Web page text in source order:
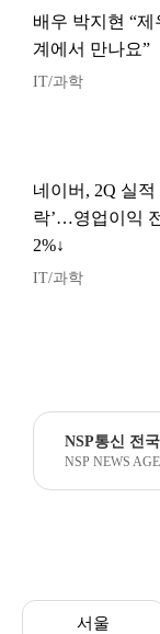
배우 박지현 “제
계에서 만나요”
IT/과학
네이버, 2Q 실적
락’…영업이익
2%↓
IT/과학
NSP통신 전
NSP NEWS
서울